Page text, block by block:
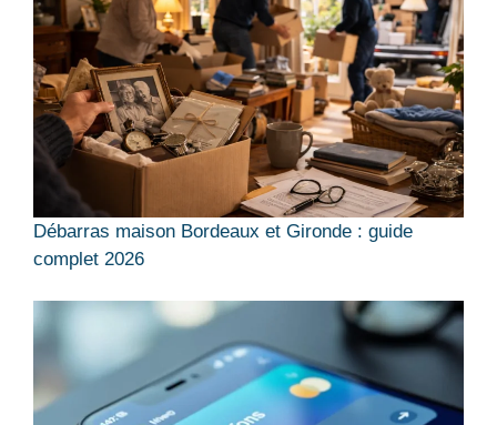
Débarras maison Bordeaux et Gironde : guide
complet 2026